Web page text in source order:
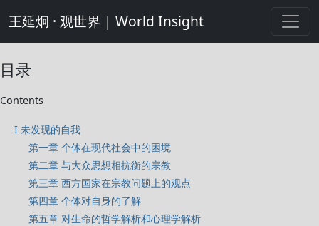
王延炯 · 观世界 | World Insight
目录
Contents
I 未发现的自我
第一章 个体在现代社会中的困境
第二章 与大众思想相抗衡的宗教
第三章 西方国家在宗教问题上的观点
第四章 个体对自身的了解
第五章 对生命的哲学解析和心理学解析